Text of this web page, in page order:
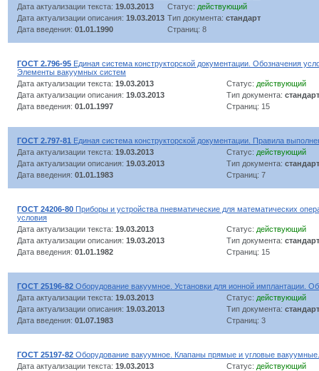
Дата актуализации текста: 19.03.2013 Статус: действующий
Дата актуализации описания: 19.03.2013 Тип документа: стандарт
Дата введения: 01.01.1990 Страниц: 8
ГОСТ 2.796-95 Единая система конструкторской документации. Обозначения
Элементы вакуумных систем
Дата актуализации текста: 19.03.2013 Статус: действующий
Дата актуализации описания: 19.03.2013 Тип документа: стандарт
Дата введения: 01.01.1997 Страниц: 15
ГОСТ 2.797-81 Единая система конструкторской документации. Правила
Дата актуализации текста: 19.03.2013 Статус: действующий
Дата актуализации описания: 19.03.2013 Тип документа: стандарт
Дата введения: 01.01.1983 Страниц: 7
ГОСТ 24206-80 Приборы и устройства пневматические для математических
условия
Дата актуализации текста: 19.03.2013 Статус: действующий
Дата актуализации описания: 19.03.2013 Тип документа: стандарт
Дата введения: 01.01.1982 Страниц: 15
ГОСТ 25196-82 Оборудование вакуумное. Установки для ионной имплантации.
Дата актуализации текста: 19.03.2013 Статус: действующий
Дата актуализации описания: 19.03.2013 Тип документа: стандарт
Дата введения: 01.07.1983 Страниц: 3
ГОСТ 25197-82 Оборудование вакуумное. Клапаны прямые и угловые
Дата актуализации текста: 19.03.2013 Статус: действующий